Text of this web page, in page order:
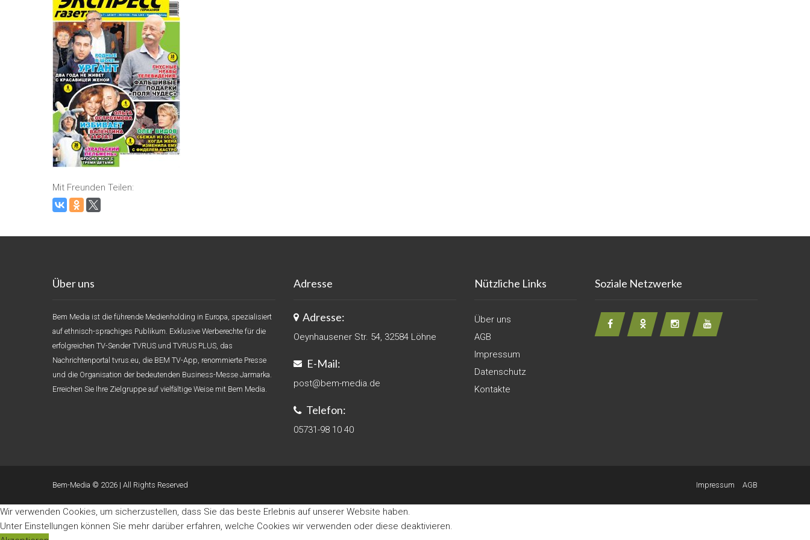
Mit Freunden Teilen:
Über uns
Bem Media ist die führende Medienholding in Europa, spezialisiert
auf ethnisch-sprachiges Publikum. Exklusive Werberechte für die
erfolgreichen TV-Sender TVRUS und TVRUS PLUS, das
Nachrichtenportal tvrus.eu, die BEM TV-App, renommierte Presse
und die Organisation der bedeutenden Business-Messe Jarmarka.
Erreichen Sie Ihre Zielgruppe auf vielfältige Weise mit Bem Media.
Adresse
Adresse:
Oeynhausener Str. 54, 32584 Löhne
E-Mail:
post@bem-media.de
Telefon:
05731-98 10 40
Nützliche Links
Über uns
AGB
Impressum
Datenschutz
Kontakte
Soziale Netzwerke
Bem-Media © 2026 | All Rights Reserved Impressum AGB
Wir verwenden Cookies, um sicherzustellen, dass Sie das beste Erlebnis auf unserer Website haben.
Unter Einstellungen können Sie mehr darüber erfahren, welche Cookies wir verwenden oder diese deaktivieren.